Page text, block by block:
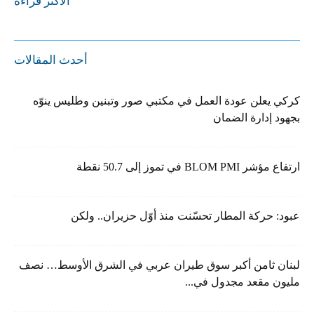
أحدث المقالات
كركي يعلن عودة العمل في مكتبي صور وتبنين وطليس ينوّه
بجهود إدارة الضمان
ارتفاع مؤشر BLOM PMI في تموز إلى 50.7 نقطة
عبود: حركة المطار تحسّنت منذ أوّل حزيران.. ولكن
لبنان ثامن أكبر سوق طيران عربي في الشرق الأوسط… نصف
مليون مقعد مجدول في...